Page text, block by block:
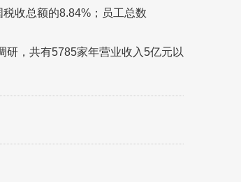
收总额的8.84%；员工总数
研，共有5785家年营业收入5亿元以